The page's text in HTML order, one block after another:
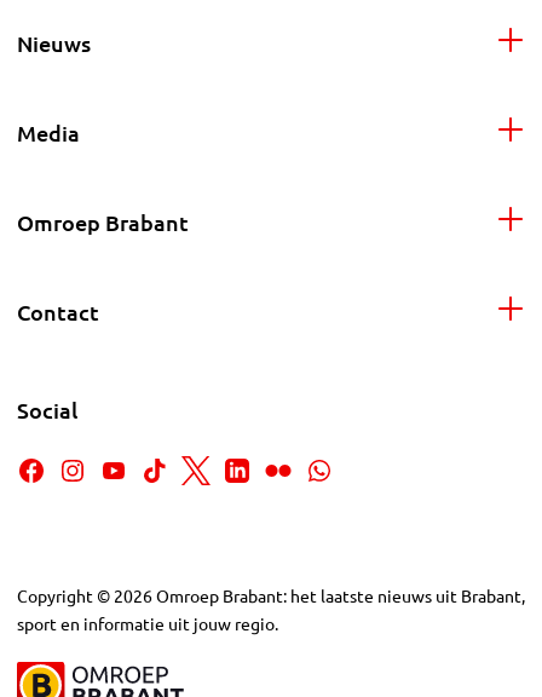
Nieuws
Media
Omroep Brabant
Contact
Social
Copyright © 2026Omroep Brabant: het laatste nieuws uit Brabant,
sport en informatie uit jouw regio.